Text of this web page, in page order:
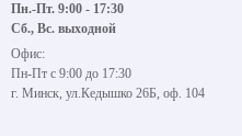
Пн.-Пт. 9:00 - 17:30
Сб., Вс. выходной
Офис:
Пн-Пт с 9:00 до 17:30
г. Минск, ул.Кедышко 26Б, оф. 104